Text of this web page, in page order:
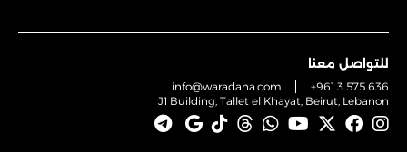
للتواصل معنا
info@waradana.com
+961 3 575 636
J1 Building, Tallet el Khayat, Beirut, Lebanon